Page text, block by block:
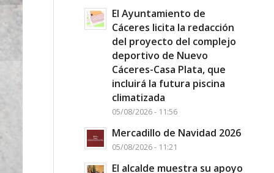
El Ayuntamiento de
Cáceres licita la redacción
del proyecto del complejo
deportivo de Nuevo
Cáceres-Casa Plata, que
incluirá la futura piscina
climatizada
05/08/2026 - 11:56
Mercadillo de Navidad 2026
05/08/2026 - 11:21
El alcalde muestra su apoyo